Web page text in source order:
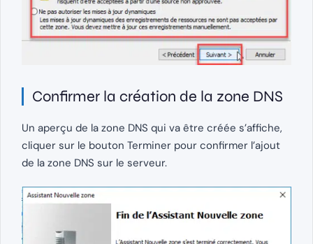
Confirmer la création de la zone DNS
Un aperçu de la zone DNS qui va être créée s’affiche,
cliquer sur le bouton Terminer pour confirmer l’ajout
de la zone DNS sur le serveur.